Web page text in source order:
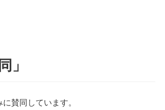
」
賛同しています。